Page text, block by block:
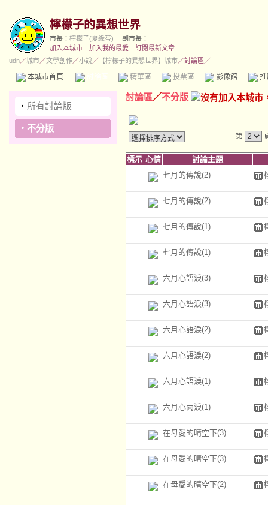
檸檬子的異想世界
市長： 檸檬子(夏綠蒂)
副市長：
加入本城市
加入我的最愛
訂閱最新文章
udn／城市／文學創作／小說／ 【檸檬子的異想世界】城市／討論區／
本城市首頁 精華區 投票區 影像館
‧ 所有討論版
‧ 不分版
討論區／不分版
第
標示 心情
討論主題
七月的傳說(2)
七月的傳說(2)
七月的傳說(1)
七月的傳說(1)
六月心語淚(3)
六月心語淚(3)
六月心語淚(2)
六月心語淚(2)
六月心語淚(1)
六月心雨淚(1)
在母愛的晴空下(3)
在母愛的晴空下(3)
在母愛的晴空下(2)